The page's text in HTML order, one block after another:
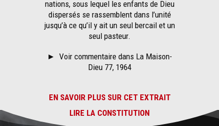
nations, sous lequel les enfants de Dieu
dispersés se rassemblent dans l’unité
jusqu’à ce qu’il y ait un seul bercail et un
seul pasteur.
► Voir commentaire dans La Maison-
Dieu 77, 1964
EN SAVOIR PLUS SUR CET EXTRAIT
LIRE LA CONSTITUTION